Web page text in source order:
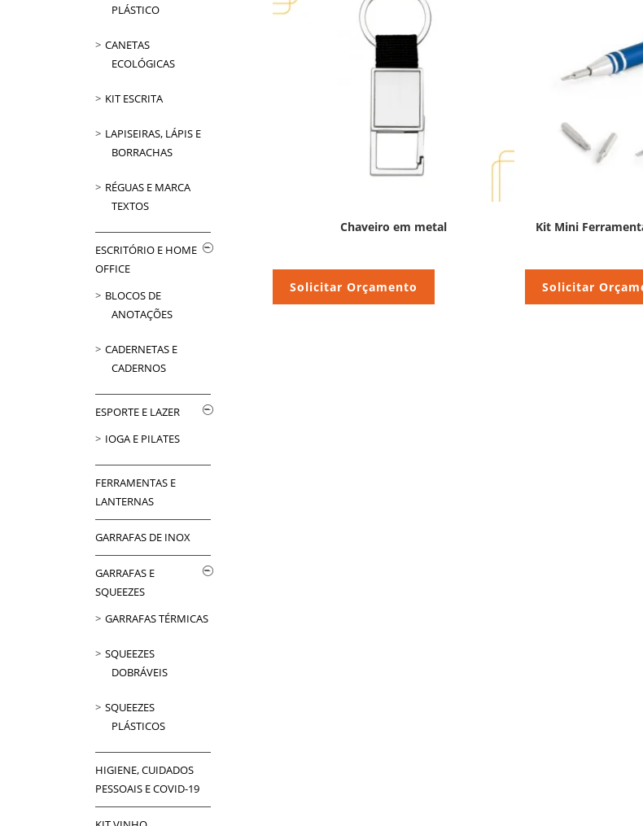
Chaveiro em metal
Solicitar Orçamento
Kit Mini
Solicitar
PLÁSTICO
CANETAS
ECOLÓGICAS
KIT ESCRITA
LAPISEIRAS, LÁPIS E
BORRACHAS
RÉGUAS E MARCA
TEXTOS
ESCRITÓRIO E HOME
OFFICE
BLOCOS DE
ANOTAÇÕES
CADERNETAS E
CADERNOS
ESPORTE E LAZER
IOGA E PILATES
FERRAMENTAS E
LANTERNAS
GARRAFAS DE INOX
GARRAFAS E
SQUEEZES
GARRAFAS TÉRMICAS
SQUEEZES
DOBRÁVEIS
SQUEEZES
PLÁSTICOS
HIGIENE, CUIDADOS
PESSOAIS E COVID-19